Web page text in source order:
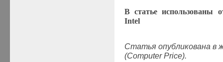
В статье использованы
Intel
Статья опубликована в
(Computer Price).